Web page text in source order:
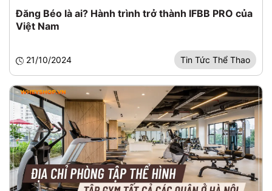
Đăng Béo là ai? Hành trình trở thành IFBB PRO của
Việt Nam
21/10/2024 Tin Tức Thể Thao